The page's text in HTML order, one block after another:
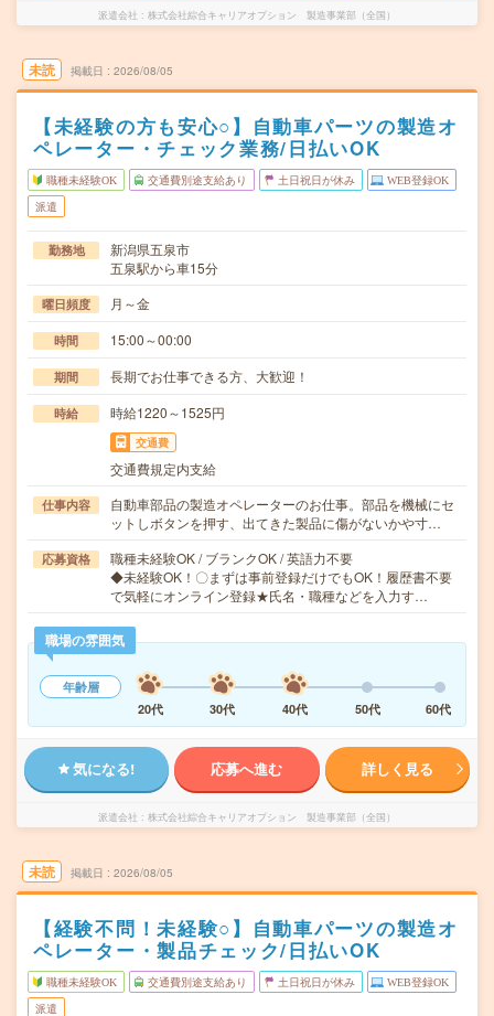
派遣会社 株式会社綜合キャリアオプション 製造事業部（全国）
未読 掲載日 2026/08/05
【未経験の方も安心○】自動車パーツの製造オ
ペレーター・チェック業務/日払いOK
職種未経験OK 交通費別途支給あり 土日祝日が休み WEB登録OK
派遣
勤務地
新潟県五泉市
五泉駅から車15分
曜日頻度 月～金
時間 15:00～00:00
期間 長期でお仕事できる方、大歓迎！
時給 時給1220～1525円
交通費
交通費規定内支給
仕事内容
自動車部品の製造オペレーターのお仕事。部品を機械にセ
ットしボタンを押す、出てきた製品に傷がないかや寸…
応募資格
職種未経験OK / ブランクOK / 英語力不要
◆未経験OK！〇まずは事前登録だけでもOK！履歴書不要
で気軽にオンライン登録★氏名・職種などを入力す…
職場の雰囲気
年齢層
20代
30代 40代 50代 60代
気になる! 応募へ進む 詳しく見る
派遣会社 株式会社綜合キャリアオプション 製造事業部（全国）
未読 掲載日 2026/08/05
【経験不問！未経験○】自動車パーツの製造オ
ペレーター・製品チェック/日払いOK
職種未経験OK 交通費別途支給あり 土日祝日が休み WEB登録OK
派遣